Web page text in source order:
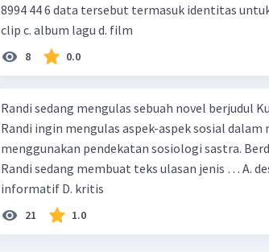
8994 44 6 data tersebut termasuk identitas untuk teks ulasan.... a. buku b. video
clip c. album lagu d. film
8 0.0
Randi sedang mengulas sebuah novel berjudul
Randi ingin mengulas aspek-aspek sosial
menggunakan pendekatan sosiologi sastra. Berdasarkan ilustrasi tersebut,
Randi sedang membuat teks ulasan jenis … A. deskriptif B.
informatif D. kritis
21 1.0